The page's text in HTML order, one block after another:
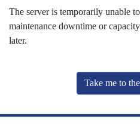
The server is temporarily unable
maintenance downtime or
later.
Take me to